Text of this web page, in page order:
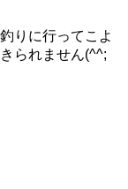
りに行ってこよ
られません(^^;